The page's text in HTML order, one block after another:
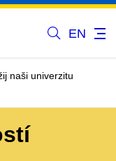
EN
naši univerzitu